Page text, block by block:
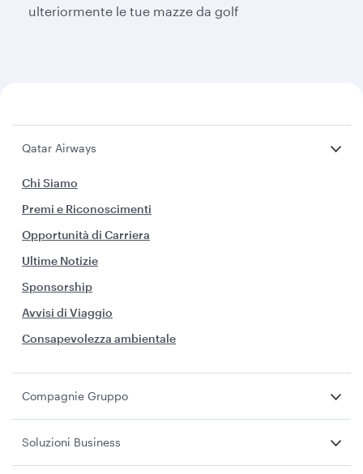
ulteriormente le tue mazze da golf
Qatar Airways
Chi Siamo
Premi e Riconoscimenti
Opportunità di Carriera
Ultime Notizie
Sponsorship
Avvisi di Viaggio
Consapevolezza ambientale
Compagnie Gruppo
Soluzioni Business